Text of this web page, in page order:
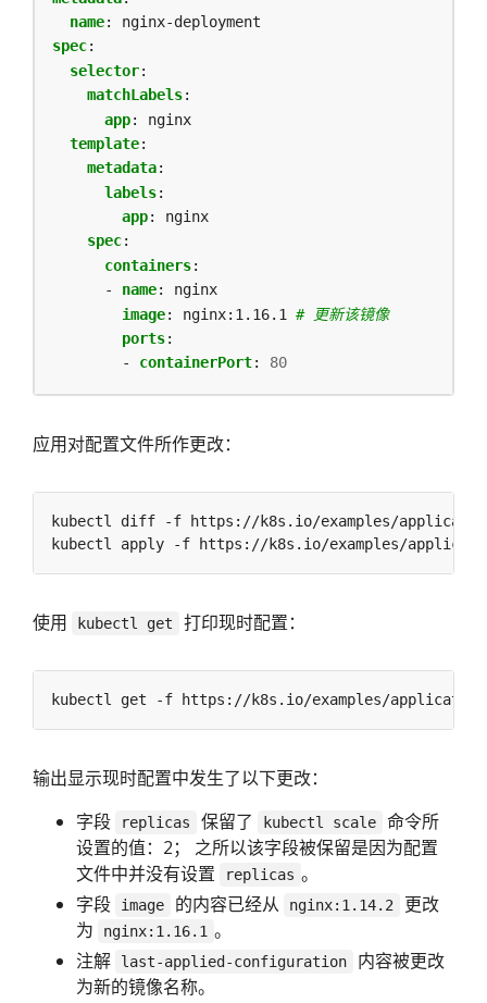
name:
nginx-deployment
spec:
selector:
matchLabels:
app:
nginx
template:
metadata:
labels:
app:
nginx
spec:
containers:
- name:
nginx
image: nginx:1.16.1
# 更新该镜像
ports:
- containerPort: 80
应用对配置文件所作更改：
使用 kubectl get 打印现时配置：
输出显示现时配置中发生了以下更改：
字段
replicas 保留了 kubectl scale
命令所
设置的值：2； 之所以该字段被保留是因为配置
文件中并没有设置
replicas 。
字段
image 的内容已经从 nginx:1.14.2
更改
为
nginx:1.16.1 。
注解
last-applied-configuration
内容被更改
为新的镜像名称。